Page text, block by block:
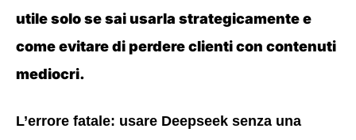
utile solo se sai usarla strategicamente e
come evitare di perdere clienti con contenuti
mediocri.
L’errore fatale: usare Deepseek senza una